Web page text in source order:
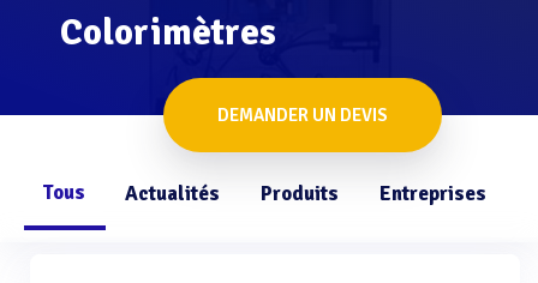
Colorimètres
DEMANDER UN DEVIS
Tous Actualités Produits Entreprises